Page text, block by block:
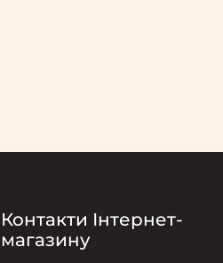
Контакти Інтернет-
магазину